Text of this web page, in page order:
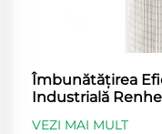
Îmbunătățirea
Industrială Renhe
VEZI MAI MULT